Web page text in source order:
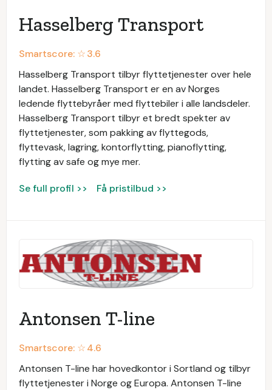
Hasselberg Transport
Smartscore: ☆3.6
Hasselberg Transport tilbyr flyttetjenester over hele
landet. Hasselberg Transport er en av Norges
ledende flyttebyråer med flyttebiler i alle landsdeler.
Hasselberg Transport tilbyr et bredt spekter av
flyttetjenester, som pakking av flyttegods,
flyttevask, lagring, kontorflytting, pianoflytting,
flytting av safe og mye mer.
Se full profil >> Få pristilbud >>
Antonsen T-line
Smartscore: ☆4.6
Antonsen T-line har hovedkontor i Sortland og tilbyr
flyttetjenester i Norge og Europa. Antonsen T-line